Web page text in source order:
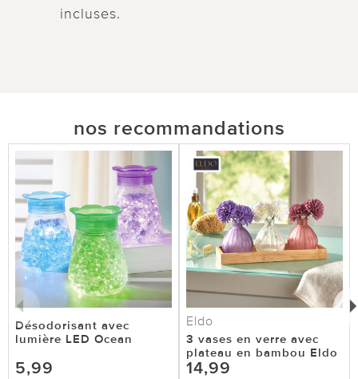
incluses.
nos recommandations
Désodorisant avec
lumière LED Ocean
5,99
Eldo
3 vases en verre avec
plateau en bambou Eldo
14,99